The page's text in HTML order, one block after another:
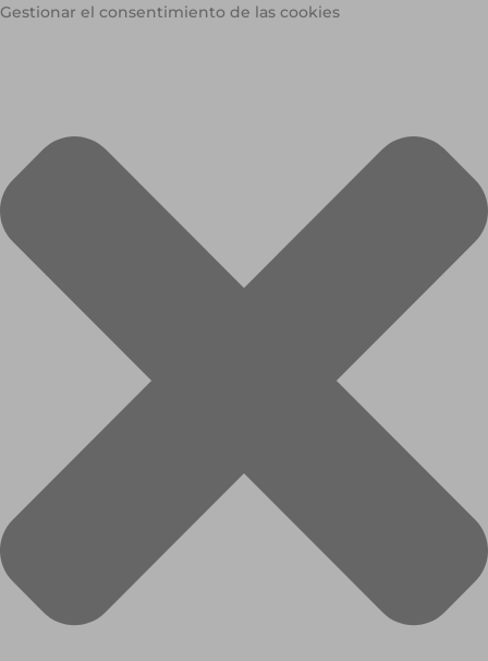
Gestionar el consentimiento de las cookies